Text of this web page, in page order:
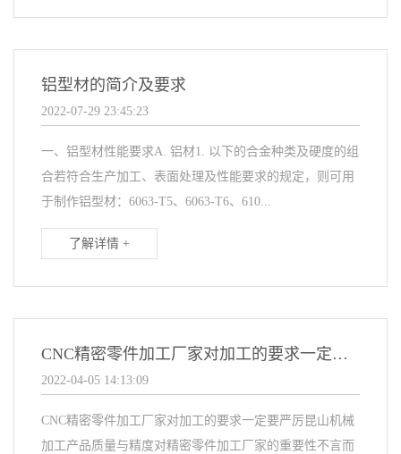
铝型材的简介及要求
2022-07-29 23:45:23
一、铝型材性能要求A. 铝材1. 以下的合金种类及硬度的组
合若符合生产加工、表面处理及性能要求的规定，则可用
于制作铝型材：6063-T5、6063-T6、610...
了解详情 +
CNC精密零件加工厂家对加工的要求一定要严厉
2022-04-05 14:13:09
CNC精密零件加工厂家对加工的要求一定要严厉昆山机械
加工产品质量与精度对精密零件加工厂家的重要性不言而